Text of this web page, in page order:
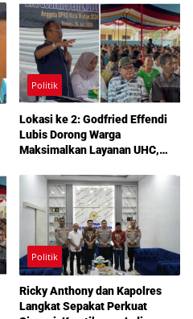
Politik
Lokasi ke 2: Godfried Effendi
Lubis Dorong Warga
Maksimalkan Layanan UHC,
Pendidikan Mengemuka dalam
Reses Medan Amplas
Politik
Ricky Anthony dan Kapolres
Langkat Sepakat Perkuat